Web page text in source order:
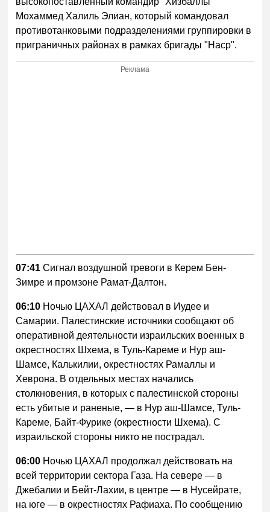
Мохаммед Халиль Элиан, который командовал
противотанковыми подразделениями группировки в
приграничных районах в рамках бригады "Наср".
Реклама
07:41Сигнал воздушной тревоги в Керем Бен-
Зимре и промзоне Рамат-Далтон.
06:10 Ночью ЦАХАЛ действовал в Иудее и
Самарии. Палестинские источники сообщают об
оперативной деятельности израильских военных в
окрестностях Шхема, в Туль-Кареме и Нур аш-
Шамсе, Калькилии, окрестностях Рамаллы и
Хеврона. В отдельных местах начались
столкновения, в которых с палестинской стороны
есть убитые и раненые, — в Нур аш-Шамсе, Туль-
Кареме, Байт-Фурике (окрестности Шхема). С
израильской стороны никто не пострадал.
06:00 Ночью ЦАХАЛ продолжал действовать на
всей территории сектора Газа. На севере — в
Джебалии и Бейт-Лахии, в центре — в Нусейрате,
на юге — в окрестностях Рафиаха. По сообщению